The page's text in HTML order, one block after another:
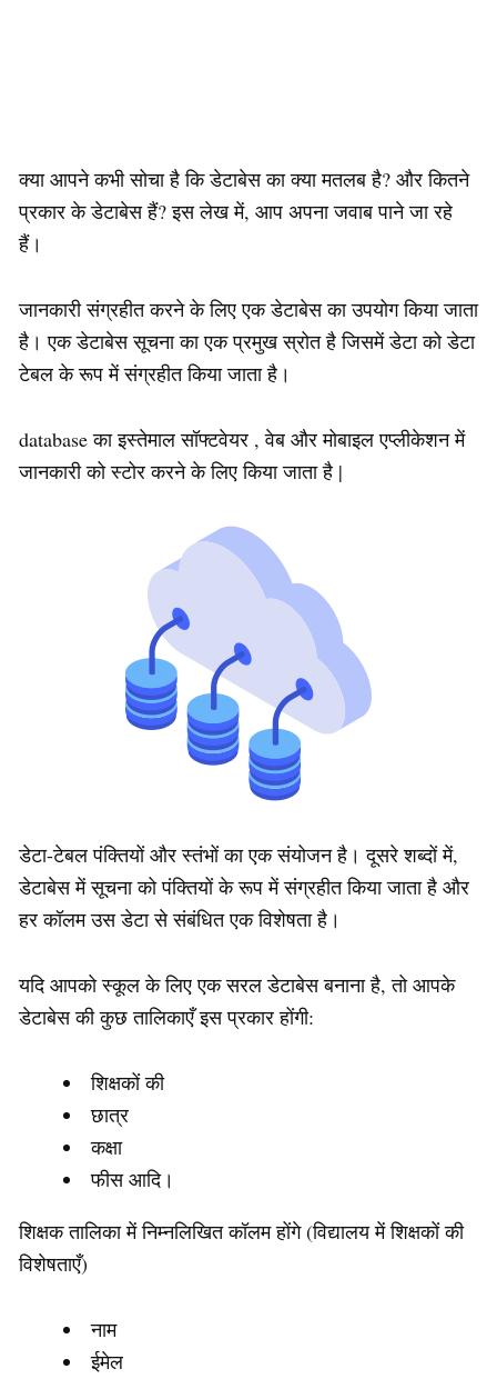
क्या आपने कभी सोचा है कि डेटाबेस का क्या मतलब है? और कितने
प्रकार के डेटाबेस हैं? इस लेख में, आप अपना जवाब पाने जा रहे
हैं।
जानकारी संग्रहीत करने के लिए एक डेटाबेस का उपयोग किया जाता
है। एक डेटाबेस सूचना का एक प्रमुख स्रोत है जिसमें डेटा को डेटा
टेबल के रूप में संग्रहीत किया जाता है।
database का इस्तेमाल सॉफ्टवेयर , वेब और मोबाइल एप्लीकेशन में
जानकारी को स्टोर करने के लिए किया जाता है |
डेटा-टेबल पंक्तियों और स्तंभों का एक संयोजन है। दूसरे शब्दों में,
डेटाबेस में सूचना को पंक्तियों के रूप में संग्रहीत किया जाता है और
हर कॉलम उस डेटा से संबंधित एक विशेषता है।
यदि आपको स्कूल के लिए एक सरल डेटाबेस बनाना है, तो आपके
डेटाबेस की कुछ तालिकाएँ इस प्रकार होंगी:
शिक्षकों की
छात्र
कक्षा
फीस आदि।
शिक्षक तालिका में निम्नलिखित कॉलम होंगे (विद्यालय में शिक्षकों की
विशेषताएँ)
नाम
ईमेल